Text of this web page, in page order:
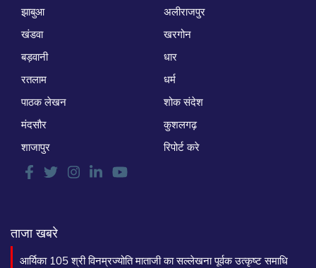
झाबुआ
अलीराजपुर
खंडवा
खरगोन
बड़वानी
धार
रतलाम
धर्म
पाठक लेखन
शोक संदेश
मंदसौर
कुशलगढ़
शाजापुर
रिपोर्ट करे
ताजा खबरे
आर्यिका 105 श्री विनम्रज्योति माताजी का सल्लेखना पूर्वक उत्कृष्ट समाधि